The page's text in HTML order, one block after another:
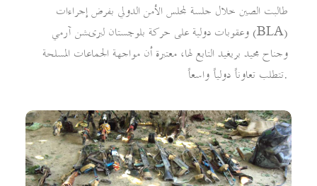
طالبت الصين خلال جلسة لمجلس الأمن الدولي بفرض إجراءات
وعقوبات دولية على حركة بلوچستان لبریشن آرمي (BLA)
وجناح مجيد بريغيد التابع لها، معتبرة أن مواجهة الجماعات المسلحة
تتطلب تعاوناً دولياً واسعاً.